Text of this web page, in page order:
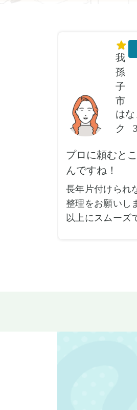
我
孫
子
市
はな
ク
プロに頼むと
んですね！
長年片付けられ
整理をお願いし
以上にスムーズ
の力を実感しま
す。家族それぞ